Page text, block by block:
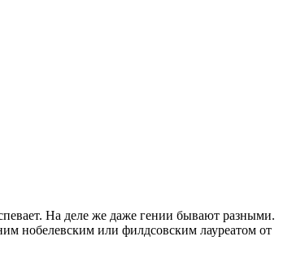
На деле же даже гении бывают разными.
нобелевским или филдсовским лауреатом от